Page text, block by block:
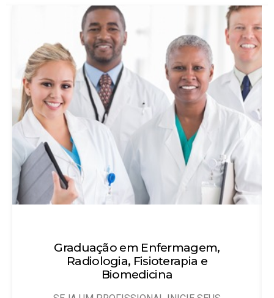
Técnico em Enfermagem
Objetivo: Habilitar técnicos de enfermagem